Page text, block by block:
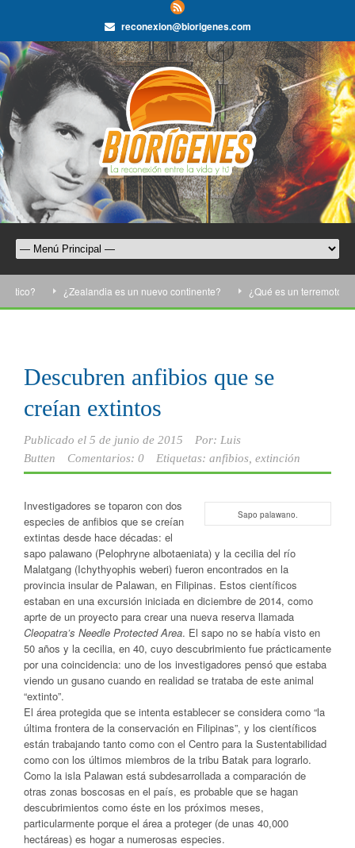
reconexion@biorigenes.com
¿Zealandia es un nuevo continente? ¿Qué es un terremoto?
Descubren anfibios que se
creían extintos
Publicado el 5 de junio de 2015 Por: Luis
Butten
Comentarios: 0 Etiquetas: anfibios, extinción
Sapo palawano.
Investigadores se toparon con dos
especies de anfibios que se creían
extintas desde hace décadas: el
sapo palawano (Pelophryne albotaeniata) y la cecilia del río
Malatgang (Ichythyophis weberi) fueron encontrados en la
provincia insular de Palawan, en Filipinas. Estos científicos
estaban en una excursión iniciada en diciembre de 2014, como
aprte de un proyecto para crear una nueva reserva llamada
Cleopatra’s Needle Protected Area. El sapo no se había visto en
50 años y la cecilia, en 40, cuyo descubrimiento fue prácticamente
por una coincidencia: uno de los investigadores pensó que estaba
viendo un gusano cuando en realidad se trataba de este animal
“extinto”.
El área protegida que se intenta establecer se considera como “la
última frontera de la conservación en Filipinas”, y los científicos
están trabajando tanto como con el Centro para la Sustentabilidad
como con los últimos miembros de la tribu Batak para lograrlo.
Como la isla Palawan está subdesarrollada a comparación de
otras zonas boscosas en el país, es probable que se hagan
descubrimientos como éste en los próximos meses,
particularmente porque el área a proteger (de unas 40,000
hectáreas) es hogar a numerosas especies.